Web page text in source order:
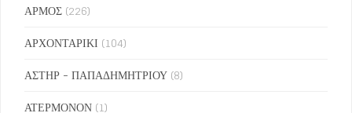
ΑΡΜΟΣ (226)
ΑΡΧΟΝΤΑΡΙΚΙ (104)
ΑΣΤΗΡ - ΠΑΠΑΔΗΜΗΤΡΙΟΥ (8)
ΑΤΕΡΜΟΝΟΝ (1)